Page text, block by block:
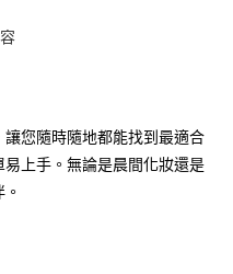
款」的支付方式。 讓您購物簡單
您隨時隨地都能找到最適合
上手。無論是晨間化妝還是